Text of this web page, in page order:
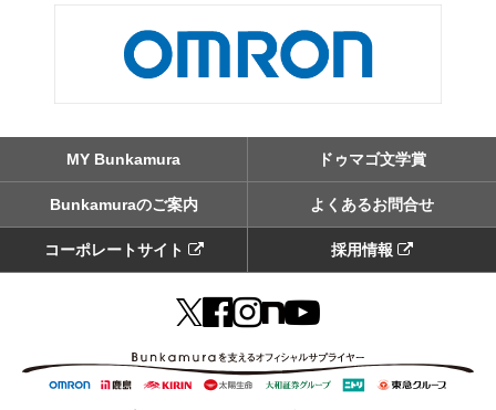
MY Bunkamura ドゥマゴ文学賞
Bunkamuraのご案内 よくあるお問合せ
コーポレートサイト 採用情報